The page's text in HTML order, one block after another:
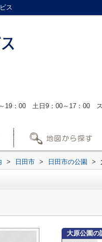
ス
19：00 土日9：00～17：00 ス
> 日田市 > 日田市の公園 >
大原公園の